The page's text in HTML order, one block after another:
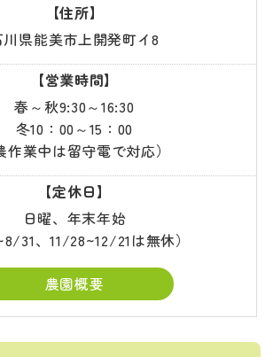
【住所】
川県能美市上開発町イ8
【営業時間】
春～秋9:30～16:30
冬10：00～15：00
作業中は留守電で対応）
【定休日】
日曜、年末年始
31、11/28~12/21は無休）
農園概要